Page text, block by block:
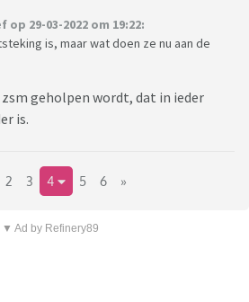
29-03-2022 om 19:22:
is, maar wat doen ze nu aan de
geholpen wordt, dat in ieder
is.
2 3 4 5 6 »
▼ Ad by Refinery89